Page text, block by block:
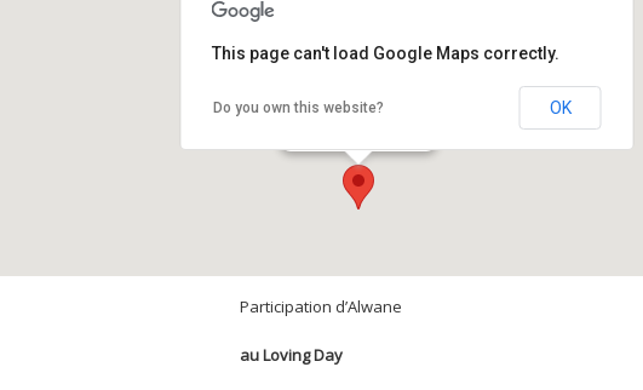
Place Mazagran
Place Mazagran - Lyon
This page can't load Google Maps correctly.
Do you own this website? OK
Participation d’Alwane
au Loving Day